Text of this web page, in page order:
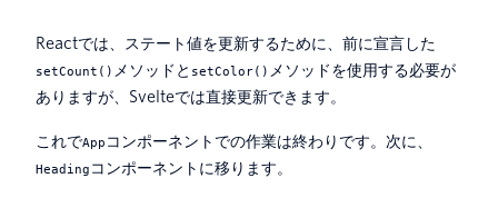
Reactでは、ステート値を更新するために、前に宣言した
setCount() メソッドと setColor() メソッドを使用する必要が
ありますが、Svelteでは直接更新できます。
これでApp コンポーネントでの作業は終わりです。次に、
Heading コンポーネントに移ります。